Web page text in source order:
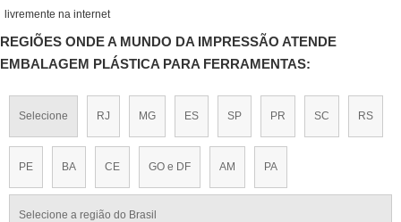
livremente na internet
REGIÕES ONDE A MUNDO DA IMPRESSÃO ATENDE
EMBALAGEM PLÁSTICA PARA FERRAMENTAS:
Selecione RJ MG ES SP PR SC RS
PE BA CE GO e DF AM PA
Selecione a região do Brasil